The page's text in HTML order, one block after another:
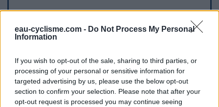
eau-cyclisme.com - Do Not Process My Personal
Information
If you wish to opt-out of the sale, sharing to third parties, or
processing of your personal or sensitive information for
targeted advertising by us, please use the below opt-out
section to confirm your selection. Please note that after your
opt-out request is processed you may continue seeing